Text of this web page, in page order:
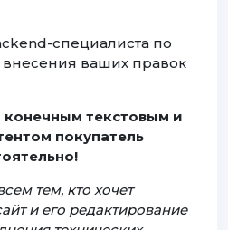
специалиста по
ваших правок
конечным текстовым и
покупатель
тем, кто хочет
и его редактирование